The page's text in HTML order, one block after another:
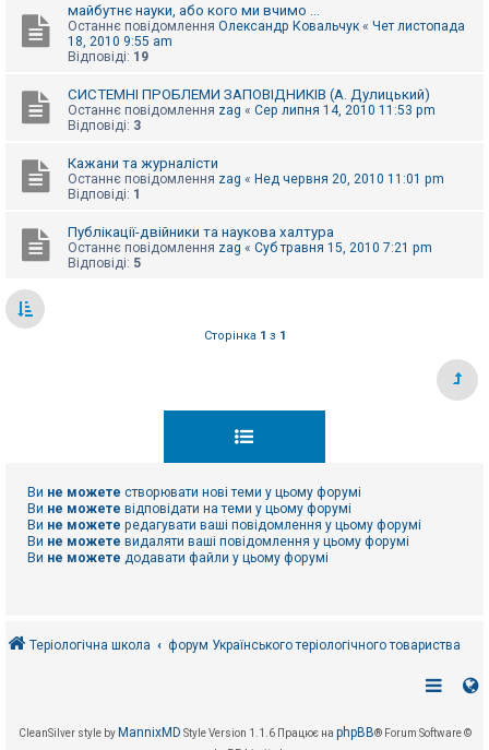
майбутнє науки, або кого ми вчимо ...
Останнє повідомлення Олександр Ковальчук « Чет листопада
18, 2010 9:55 am
Відповіді: 19
СИСТЕМНІ ПРОБЛЕМИ ЗАПОВІДНИКІВ (А. Дулицький)
Останнє повідомлення zag « Сер липня 14, 2010 11:53 pm
Відповіді: 3
Кажани та журналісти
Останнє повідомлення zag « Нед червня 20, 2010 11:01 pm
Відповіді: 1
Публікації-двійники та наукова халтура
Останнє повідомлення zag « Суб травня 15, 2010 7:21 pm
Відповіді: 5
Сторінка 1 з 1
Ви не можете створювати нові теми у цьому форумі
Ви не можете відповідати на теми у цьому форумі
Ви не можете редагувати ваші повідомлення у цьому форумі
Ви не можете видаляти ваші повідомлення у цьому форумі
Ви не можете додавати файли у цьому форумі
Теріологічна школа форум Українського теріологічного товариства
CleanSilver style byMannixMD Style Version 1.1.6 Працює на phpBB® Forum Software ©